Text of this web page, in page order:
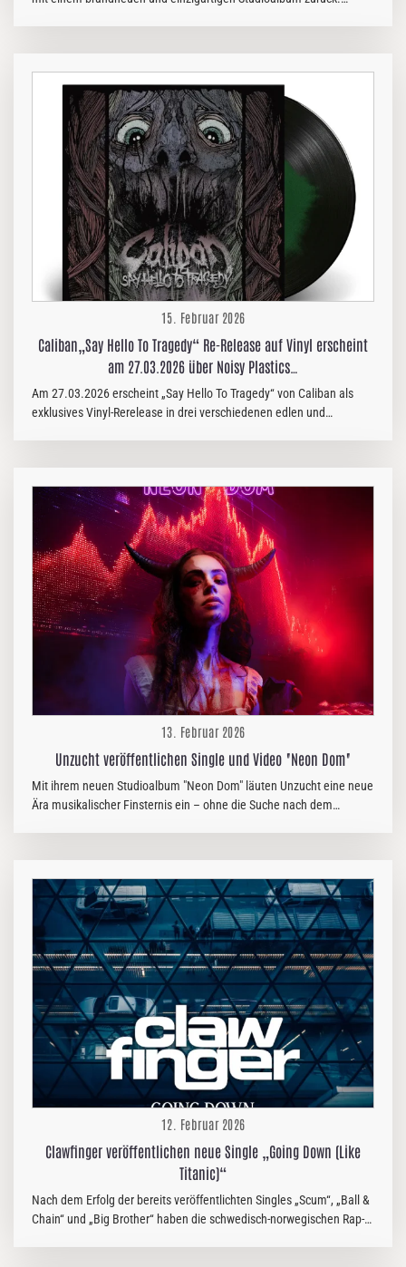
Band und ist ihre bisher reifste, vielseitigste und eklektischste
Veröffentlichung, die den modernen Death Metal auf ein neues
Level hebt. Das Album ist eine willkommene Abwechslung und
zugleich eine Reflexion über die turbulente Welt, die die Band
geprägt hat. Tief in der Bandgeschichte verwurzelt, greift es auch
die übergreifenden Themen…
15. Februar 2026
Caliban„Say Hello To Tragedy“ Re-Release auf Vinyl erscheint
am 27.03.2026 über Noisy Plastics…
Am 27.03.2026 erscheint „Say Hello To Tragedy“ von Caliban als
exklusives Vinyl-Rerelease in drei verschiedenen edlen und
filled Vinyl (lim. 50 Stück) Glitter Sand filled Vinyl (lim. 50 Stück)
Black/green color in color effect vinyl (lim. 111 Stück) Hier kann das
Album vorbestellt werden: https://noisyplastics.com Die Version
„Black/green color in color effect vinyl (lim. 111 Stück)“ gibt es auch
bei Supreme Chaos Records: …
13. Februar 2026
Unzucht veröffentlichen Single und Video "Neon Dom"
Mit ihrem neuen Studioalbum "Neon Dom" läuten Unzucht eine neue
Ära musikalischer Finsternis ein – ohne die Suche nach dem
das herausfordert, überwältigt und zugleich fasziniert. Die Songs
führen wie ein kontrollierter Sturz in eine von Schatten
durchdrungene Welt: getragen von wuchtigen Gitarren,
kompromisslosen Rhythmen und der neuen Stimme von Frontmann
Timm, der Schmerz, Wut und unerschütterliche Stärke in pure
Energie verwandelt. "Neon Dom" ist mehr als…
12. Februar 2026
Clawfinger veröffentlichen neue Single „Going Down (Like
Titanic)“
Nach dem Erfolg der bereits veröffentlichten Singles „Scum“, „Ball &
Chain“ und „Big Brother“ haben die schwedisch-norwegischen Rap-